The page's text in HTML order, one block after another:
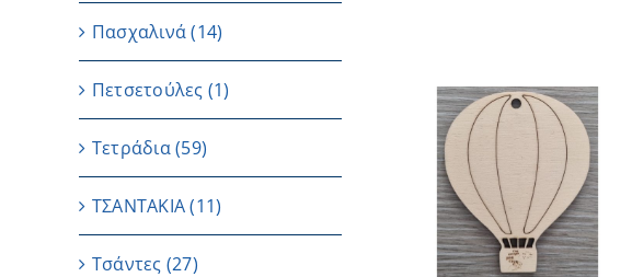
ΠΡΟΣΘΗΚΗ ΣΤΟ
ΚΑΛΑΘΙ
ΛΕΠΤΟΜΕΡΕΙΕΣ
Πασχαλινά (14)
Πετσετούλες (1)
Τετράδια(59)
ΤΣΑΝΤΑΚΙΑ (11)
Τσάντες (27)